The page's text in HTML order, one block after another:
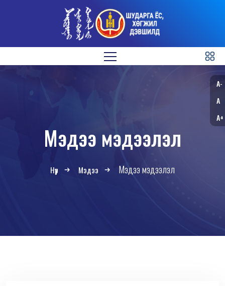
Мэдээ мэдээлэл
Нүүр Мэдээ Мэдээ мэдээлэл
A-
A
A+